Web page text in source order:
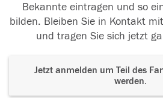
Bekannte eintragen und so
bilden. Bleiben Sie in Kontakt
und tragen Sie sich jetzt
Jetzt anmelden um Teil des
werden.